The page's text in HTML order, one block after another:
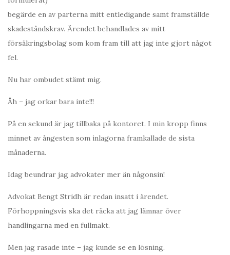
begärde en av parterna mitt entledigande samt framställde
skadeståndskrav. Ärendet behandlades av mitt
försäkringsbolag som kom fram till att jag inte gjort något
fel.
Nu har ombudet stämt mig.
Åh – jag orkar bara inte!!!
På en sekund är jag tillbaka på kontoret. I min kropp finns
minnet av ångesten som inlagorna framkallade de sista
månaderna.
Idag beundrar jag advokater mer än någonsin!
Advokat Bengt Stridh är redan insatt i ärendet.
Förhoppningsvis ska det räcka att jag lämnar över
handlingarna med en fullmakt.
Men jag rasade inte – jag kunde se en lösning.